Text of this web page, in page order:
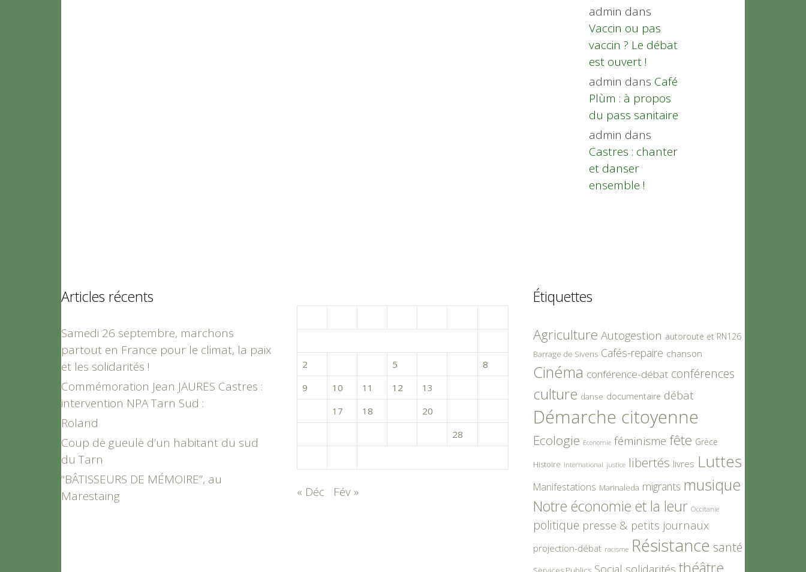
admin dans
Vaccin ou pas
vaccin ? Le débat
est ouvert !
admin dans Café
Plùm : à propos
du pass sanitaire
admin dans
Castres : chanter
et danser
ensemble !
Articles récents
Samedi 26 septembre, marchons
partout en France pour le climat, la paix
et les solidarités !
Commémoration Jean JAURES Castres :
intervention NPA Tarn Sud :
Roland
Coup de gueule d’un habitant du sud
du Tarn
“BÂTISSEURS DE MÉMOIRE”, au
Marestaing
2
5
8
9
10 11 12 13
17 18 20
28
« Déc Fév »
Étiquettes
Agriculture Autogestion autoroute et RN126
Barrage de Sivens Cafés-repaire chanson
Cinéma conférence-débat conférences
culture danse documentaire débat
Démarche citoyenne
Ecologie Economie féminisme fête Grèce
Histoire International justice libertés livres Luttes
Manifestations Marinaleda migrants musique
Notre économie et la leur Occitanie
politique presse & petits journaux
projection-débat racisme Résistance santé
Social solidarités théâtre